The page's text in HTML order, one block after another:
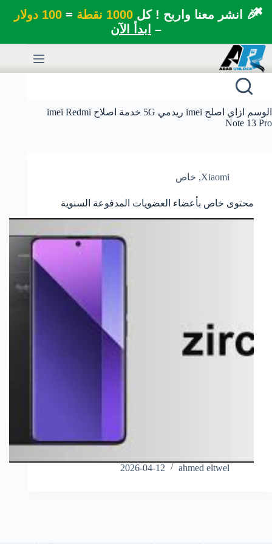
🎉 انشر معنا واربح ! كل1000 نقطة =100 دولار
– ابدأ الآن
✖
التجاوز
إلى
المحتوى
الوسم
ازاي اصلح imei ريدمي 5G خدمة اصلاح imei Redmi
Note 13 Pro
Xiaomi
, خاص
محتوى خاص بأعضاء العضويات المدفوعة السنوية
ahmed eltwel
2026-04-12